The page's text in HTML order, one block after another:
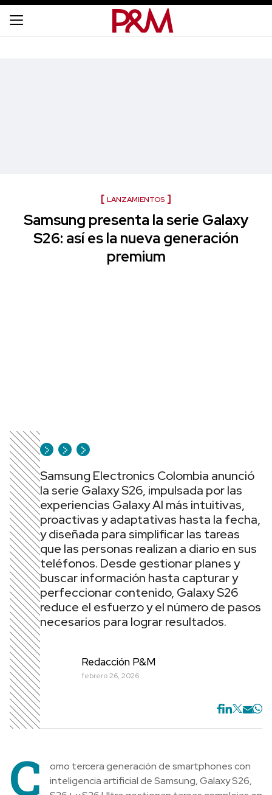
LANZAMIENTOS
Samsung presenta la serie Galaxy
S26: así es la nueva generación
premium
Samsung Electronics Colombia anunció
la serie Galaxy S26, impulsada por las
experiencias Galaxy AI más intuitivas,
proactivas y adaptativas hasta la fecha,
y diseñada para simplificar las tareas
que las personas realizan a diario en sus
teléfonos. Desde gestionar planes y
buscar información hasta capturar y
perfeccionar contenido, Galaxy S26
reduce el esfuerzo y el número de pasos
necesarios para lograr resultados.
Redacción P&M
febrero 26, 2026
C
omo tercera generación de smartphones con
inteligencia artificial de Samsung, Galaxy S26,